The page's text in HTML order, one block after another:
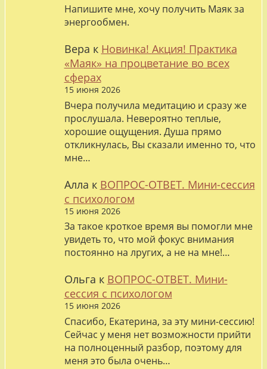
Напишите мне, хочу получить Маяк за
энергообмен.
Вера к Новинка! Акция! Практика
«Маяк» на процветание во всех
сферах
15 июня 2026
Вчера получила медитацию и сразу же
прослушала. Невероятно теплые,
хорошие ощущения. Душа прямо
откликнулась, Вы сказали именно то, что
мне…
Алла к ВОПРОС-ОТВЕТ. Мини-сессия
с психологом
15 июня 2026
За такое кроткое время вы помогли мне
увидеть то, что мой фокус внимания
постоянно на лругих, а не на мне!…
Ольга к ВОПРОС-ОТВЕТ. Мини-
сессия с психологом
15 июня 2026
Спасибо, Екатерина, за эту мини-сессию!
Сейчас у меня нет возможности прийти
на полноценный разбор, поэтому для
меня это была очень…